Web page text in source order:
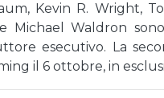
Kevin R. Wright,
Michael Waldron
esecutivo. La
il 6 ottobre, in